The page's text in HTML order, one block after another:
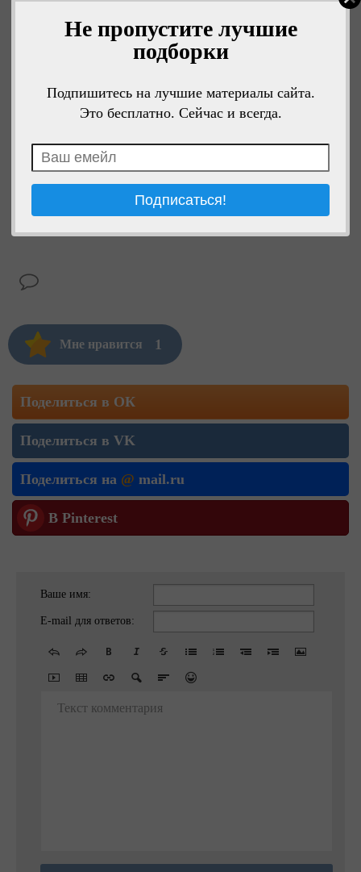
Не пропустите лучшие
подборки
Подпишитесь на лучшие материалы сайта.
Это бесплатно. Сейчас и всегда.
Мне нравится 1
Поделиться в ОК
Поделиться в VK
Поделиться на @ mail.ru
В Pinterest
Ваше имя:
E-mail для ответов:
Текст комментария